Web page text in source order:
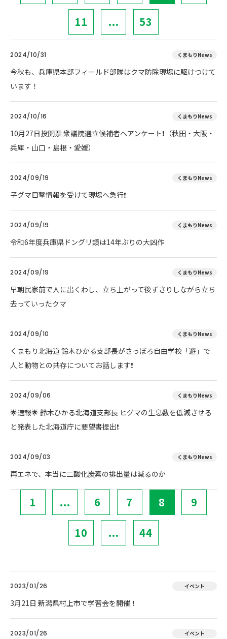
11 ... 53
2024/10/31 くまもりNews
今秋も、兵庫県本部フィールド部隊はクマ防除現場に駆けつけて
います！
2024/10/16 くまもりNews
10月27日投開票 衆議院選立候補者へアンケート❗（秋田・大阪・
兵庫・山口・島根・愛媛）
2024/09/19 くまもりNews
子グマ目撃情報を受けて現場へ急行❗
2024/09/19 くまもりNews
令和6年度兵庫県ドングリ類は14年ぶりの大凶作
2024/09/19 くまもりNews
早朝民家前で人に出くわし、立ち上がって後ずさりしながら立ち
去っていったクマ
2024/09/10 くまもりNews
くまもり北海道 鈴木ひかる支部長がさっぽろ自由学校「遊」で
人と動物との共存についてお話します❗
2024/09/06 くまもりNews
🌟速報🌟 鈴木ひかる北海道支部長 ヒグマの生息数を低減させる
と発表した北海道庁に要望書提出❗
2024/09/03 くまもりNews
再エネで、本当に二酸化炭素の排出量は減るのか
1 ... 6 7 8 9
10 ... 44
2023/01/26 イベント
3月21日 新潟県村上市で学習会を開催！
2023/01/26 イベント